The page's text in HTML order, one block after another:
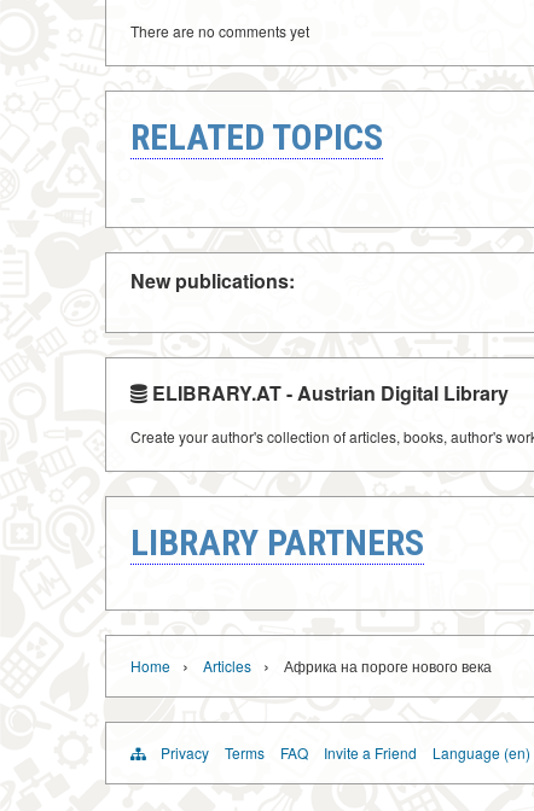
There are no comments yet
RELATED TOPICS
New publications:
ELIBRARY.AT - Austrian Digital Library
Create your author's collection of articles, books, author's
LIBRARY PARTNERS
Home › Articles › Африка на пороге нового века
Privacy Terms FAQ Invite a Friend Language (en)